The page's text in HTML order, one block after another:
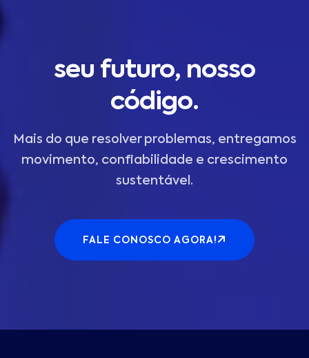
seu futuro, nosso
código.
Mais do que resolver problemas, entregamos
movimento, confiabilidade e crescimento
sustentável.
FALE CONOSCO AGORA!